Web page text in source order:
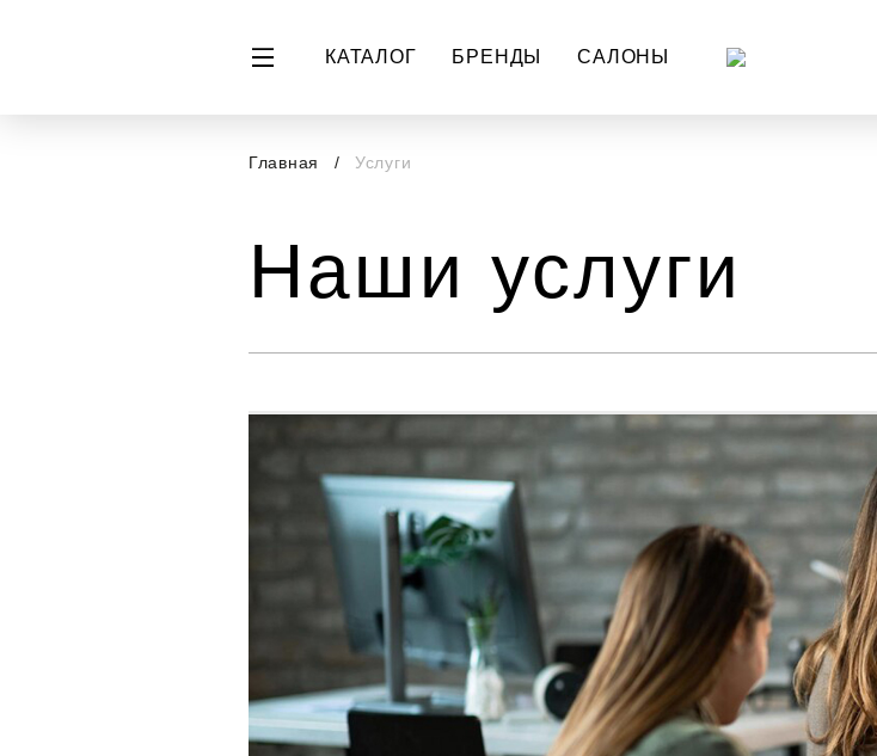
КАТАЛОГ БРЕНДЫ САЛОНЫ
Главная Услуги
Наши услуги